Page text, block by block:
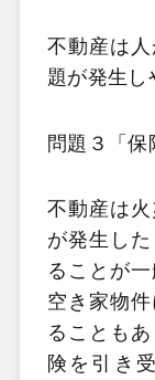
不動産は
題が発生し
問題３「保
不動産は
が発生し
ることが
空き家物
ることも
険を引き